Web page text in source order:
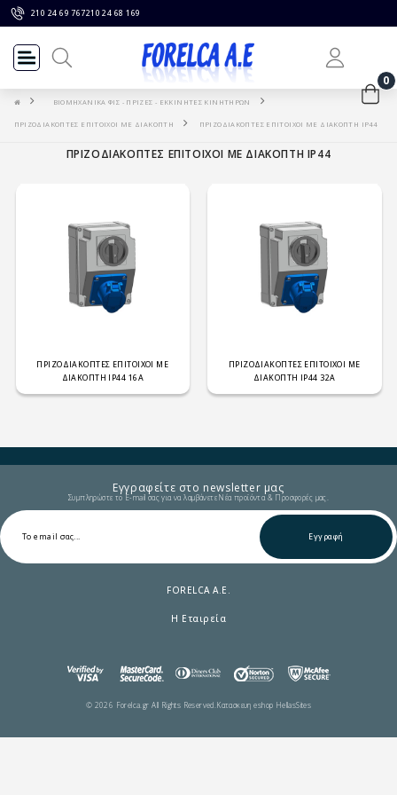
210 24 69 767210 24 68 169
0
ΒΙΟΜΗΧΑΝΙΚΑ ΦΙΣ - ΠΡΙΖΕΣ - ΕΚΚΙΝΗΤΕΣ ΚΙΝΗΤΗΡΩΝ
ΠΡΙΖΟΔΙΑΚΟΠΤΕΣ ΕΠΙΤΟΙΧΟΙ ΜΕ ΔΙΑΚΟΠΤΗ ΠΡΙΖΟΔΙΑΚΟΠΤΕΣ ΕΠΙΤΟΙΧΟΙ ΜΕ ΔΙΑΚΟΠΤΗ IP44
ΠΡΙΖΟΔΙΑΚΟΠΤΕΣ ΕΠΙΤΟΙΧΟΙ ΜΕ
ΔΙΑΚΟΠΤΗ IP44 16A
ΠΡΙΖΟΔΙΑΚΟΠΤΕΣ ΕΠΙΤΟΙΧΟΙ ΜΕ
ΔΙΑΚΟΠΤΗ IP44 32A
ΠΡΙΖΟΔΙΑΚΟΠΤΕΣ ΕΠΙΤΟΙΧΟΙ ΜΕ ΔΙΑΚΟΠΤΗ IP44
Εγγραφείτε στο newsletter μας
Συμπληρώστε το E-mail σας για να λαμβάνετε Νέα προϊόντα & Προσφορές μας.
Εγγραφή
FORELCA A.E.
Η Εταιρεία
© 2026 Forelca.gr All Rights Reserved. Κατασκευη eshop HellasSites